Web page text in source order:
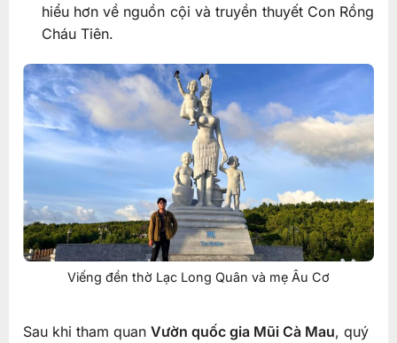
hiểu hơn về nguồn cội và truyền thuyết Con Rồng
Cháu Tiên.
Viếng đền thờ Lạc Long Quân và mẹ Âu Cơ
Sau khi tham quan Vườn quốc gia Mũi Cà Mau, quý